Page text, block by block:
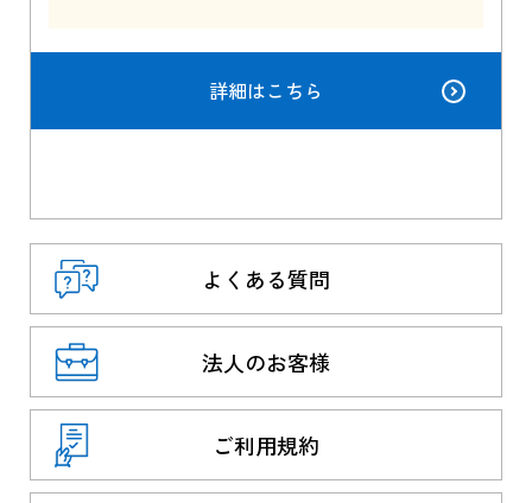
詳細はこちら
よくある質問
法人のお客様
ご利用規約